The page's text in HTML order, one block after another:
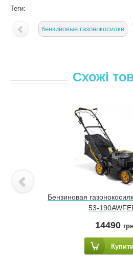
Теги:
бензиновые газонокосилки
Схожі
Бензиновая
53-
14490 грн
Купити